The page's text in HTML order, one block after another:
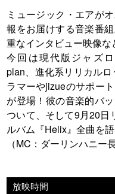
ミュージック・エアが
報をお届けする音楽番
重なインタビュー映像な
今回は現代版ジャズ
plan、進化系リリカル
ラマーやjizueのサポー
が登場！彼の音楽的バ
ついて、そして9月20日
ルバム『Helix』全曲を
（MC：ダーリンハニー
放映時間